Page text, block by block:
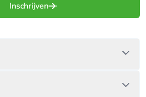
Inschrijven